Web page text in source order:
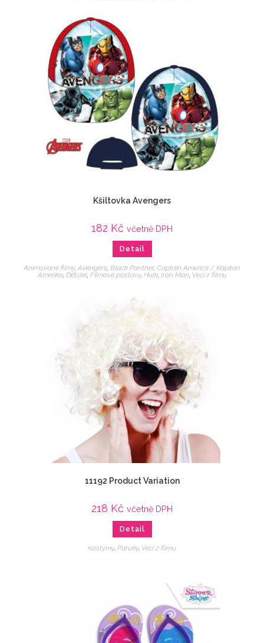
Kšiltovka Avengers
182 Kč včetně DPH
Detail
Animované filmy, Avengers, Black Panther, Captain America / Kapitán
Amerika, Dětské, Filmové postavy, Hulk, Iron Man, Veci z filmu
11192 Product Variation
218 Kč včetně DPH
Detail
Kostýmy, Paruky, Veci z filmu